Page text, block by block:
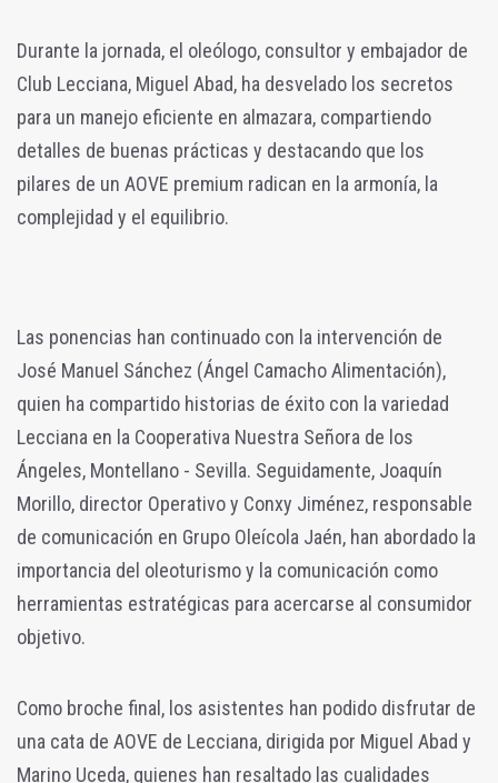
Durante la jornada, el oleólogo, consultor y embajador de
Club Lecciana, Miguel Abad, ha desvelado los secretos
para un manejo eficiente en almazara, compartiendo
detalles de buenas prácticas y destacando que los
pilares de un AOVE premium radican en la armonía, la
complejidad y el equilibrio.
Las ponencias han continuado con la intervención de
José Manuel Sánchez (Ángel Camacho Alimentación),
quien ha compartido historias de éxito con la variedad
Lecciana en la Cooperativa Nuestra Señora de los
Ángeles, Montellano - Sevilla. Seguidamente, Joaquín
Morillo, director Operativo y Conxy Jiménez, responsable
de comunicación en Grupo Oleícola Jaén, han abordado la
importancia del oleoturismo y la comunicación como
herramientas estratégicas para acercarse al consumidor
objetivo.
Como broche final, los asistentes han podido disfrutar de
una cata de AOVE de Lecciana, dirigida por Miguel Abad y
Marino Uceda, quienes han resaltado las cualidades